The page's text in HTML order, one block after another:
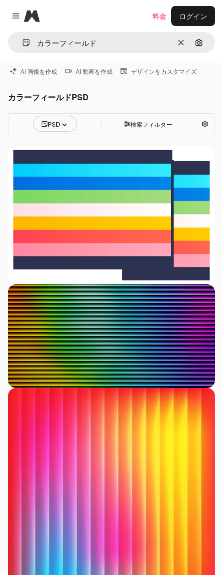
Close menu
Magnific
消去 画像で
料金 ログイン
AI 画像を作成 AI 動画を作成 デザインをカスタマイズ
カラーフィールドPSD
PSD 検索フィルター